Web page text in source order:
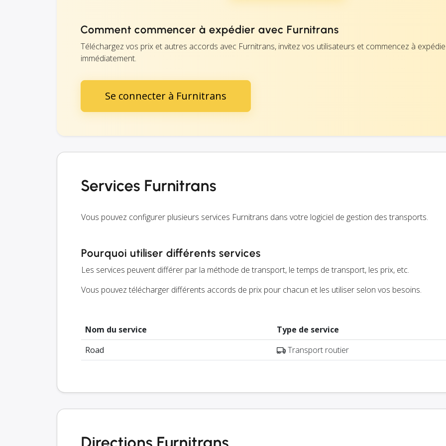
Comment commencer à expédier avec Furnitrans
Téléchargez vos prix et autres accords avec Furnitrans, invitez vos utilisateurs et commencez à
immédiatement.
Se connecter à Furnitrans
Services Furnitrans
Vous pouvez configurer plusieurs services Furnitrans dans votre logiciel de gestion des transports.
Pourquoi utiliser différents services
Les services peuvent différer par la méthode de transport, le temps de transport, les prix, etc.
Vous pouvez télécharger différents accords de prix pour chacun et les utiliser selon vos besoins.
Nom du service
Type de service
Road
Transport routier